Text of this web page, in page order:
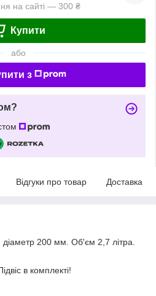
на сайті — 300 ₴
Купити
або
з
Відгуки про товар Доставка
діаметр 200 мм. Об'єм 2,7 літра.